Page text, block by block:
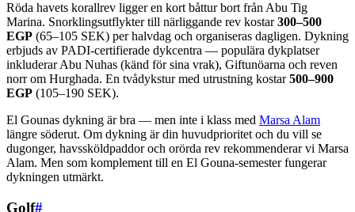
Röda havets korallrev ligger en kort båttur bort från Abu Tig
Marina. Snorklingsutflykter till närliggande rev kostar300–500
EGP (65–105 SEK) per halvdag och organiseras dagligen. Dykning
erbjuds av PADI-certifierade dykcentra — populära dykplatser
inkluderar Abu Nuhas (känd för sina vrak), Giftunöarna och reven
norr om Hurghada. En tvådykstur med utrustning kostar500–900
EGP (105–190 SEK).
El Gounas dykning är bra — men inte i klass med Marsa Alam
längre söderut. Om dykning är din huvudprioritet och du vill se
dugonger, havssköldpaddor och orörda rev rekommenderar vi Marsa
Alam. Men som komplement till en El Gouna-semester fungerar
dykningen utmärkt.
Golf#